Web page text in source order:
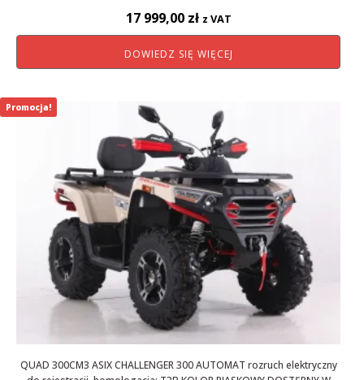
17 999,00 zł z VAT
DOWIEDZ SIĘ WIĘCEJ
QUAD 300CM3 ASIX CHALLENGER 300 AUTOMAT rozruch elektryczny
Promocja!